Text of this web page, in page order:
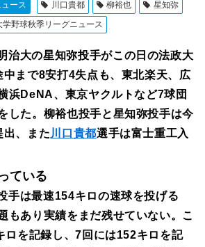
ース
川口貴都 柳裕也
星知弥
野球秋季リーグニュース
治大の星知弥投手がこの日の法政大
まで8安打4失点も、東北楽天、広
浜DeNA、東京ヤクルトなど7球団
した。柳裕也投手と星知弥投手は今
出、また 川口貴都選手は富士重工入
ている
手は最速154キロの速球を投げる
もあり実績をまだ残せていない。こ
ロを記録し、7回には152キロを記